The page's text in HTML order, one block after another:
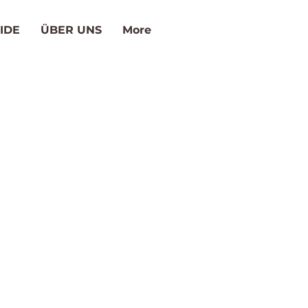
ÜBER UNS More